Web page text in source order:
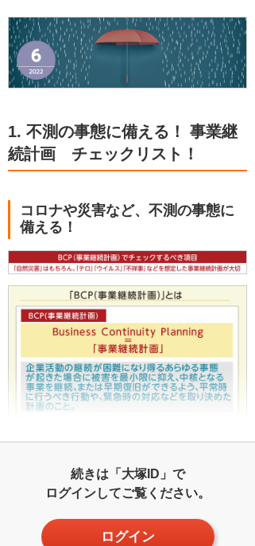
1. 不測の事態に備える！ 事業継
続計画 チェックリスト！
コロナや災害など、不測の事態に
備える！
続きは「大塚ID」で
ログインしてご覧ください。
ログイン